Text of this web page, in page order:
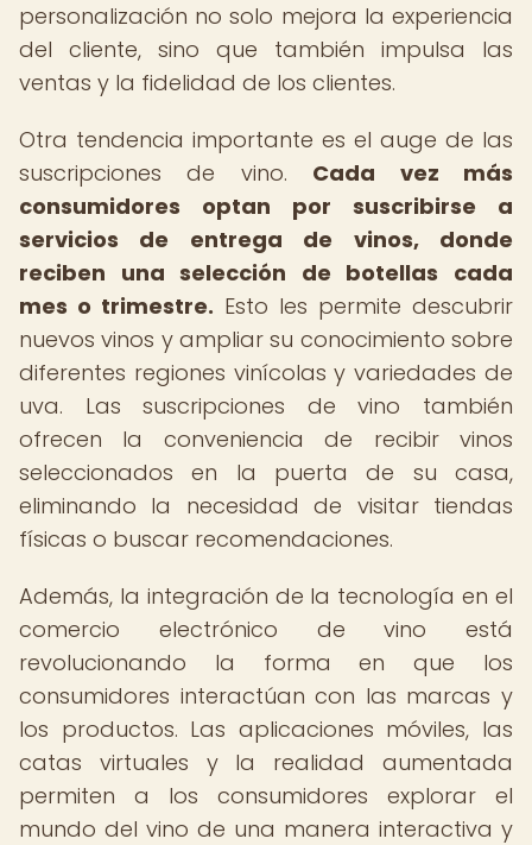
personalización no solo mejora la experiencia
del cliente, sino que también impulsa las
ventas y la fidelidad de los clientes.
Otra tendencia importante es el auge de las
suscripciones de vino. Cada vez más
consumidores optan por suscribirse a
servicios de entrega de vinos, donde
reciben una selección de botellas cada
mes o trimestre. Esto les permite descubrir
nuevos vinos y ampliar su conocimiento sobre
diferentes regiones vinícolas y variedades de
uva. Las suscripciones de vino también
ofrecen la conveniencia de recibir vinos
seleccionados en la puerta de su casa,
eliminando la necesidad de visitar tiendas
físicas o buscar recomendaciones.
Además, la integración de la tecnología en el
comercio electrónico de vino está
revolucionando la forma en que los
consumidores interactúan con las marcas y
los productos. Las aplicaciones móviles, las
catas virtuales y la realidad aumentada
permiten a los consumidores explorar el
mundo del vino de una manera interactiva y